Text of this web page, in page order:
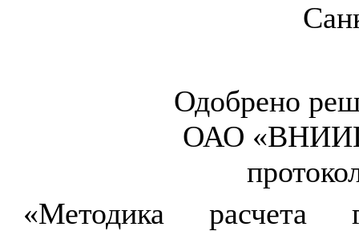
Одобрено
ОАО «ВНИИГ
«Методика расчета